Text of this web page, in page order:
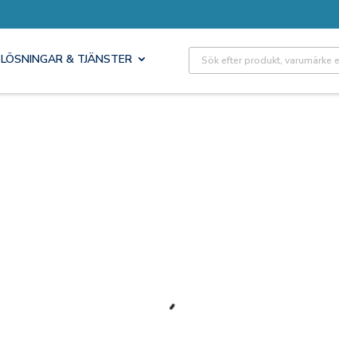
LÖSNINGAR & TJÄNSTER Site Search